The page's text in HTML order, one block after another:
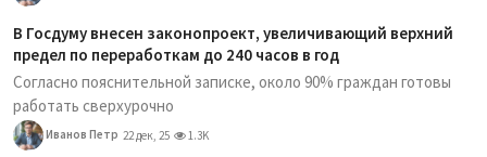
В Госдуму внесен законопроект, увеличивающий верхний
предел по переработкам до 240 часов в год
Согласно пояснительной записке, около 90% граждан готовы
работать сверхурочно
Иванов Петр 22 дек, 25 1.3K